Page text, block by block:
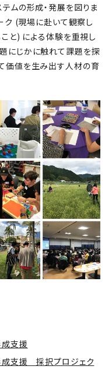
ムの形成・発展を図りま
ク (現場に赴いて観察し
こと) による体験を重視し
にじかに触れて課題を探
価値を生み出す人材の育
成支援
成支援 採択プロジェク